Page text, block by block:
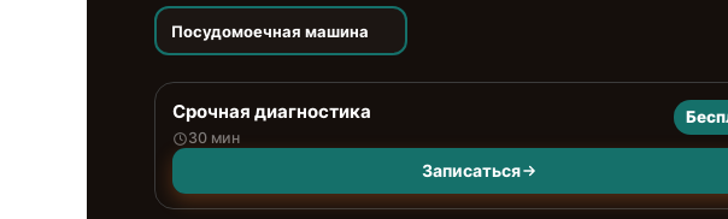
Посудомоечная машина
Срочная диагностика
30 мин
Записаться